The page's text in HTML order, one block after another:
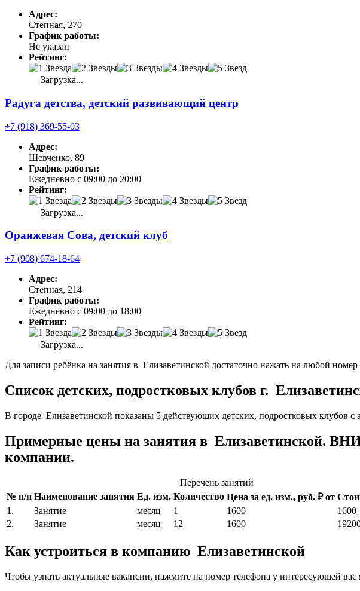
Адрес:
Степная, 270
График работы:
Не указан
Рейтинг:
Загрузка...
Радуга детства, детский развивающий центр
+7 (918) 369-55-03
Адрес:
Шевченко, 89
График работы:
Ежедневно с 09:00 до 20:00
Рейтинг:
Загрузка...
Оранжевая Сова, детский клуб
+7 (908) 674-18-64
Адрес:
Степная, 214
График работы:
Ежедневно с 09:00 до 18:00
Рейтинг:
Загрузка...
Для записи ребёнка на занятия в Елизаветинской достаточно нажать на любой номер
Список детских, подростковых клубов г.
В городе Елизаветинской показаны 5 действующих детских, подростковых клубов
Примерные цены на занятия в Елизаветинской.
компании.
Перечень занятий
№ п/п Наименование занятия Ед. изм. Количество Цена за ед. изм., руб. ₽ от
1.
Занятие месяц 1 1600
1600
2.
Занятие месяц 12 1600
Как устроиться в компанию Елизаветинской
Чтобы узнать актуальные вакансии, нажмите на номер телефона у интересующей вас